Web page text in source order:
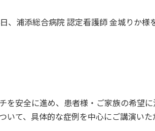
、浦添総合病院 認定看護師 金城りか様
を安全に進め、患者様・ご家族の希望
いて、具体的な症例を中心にご講演いた